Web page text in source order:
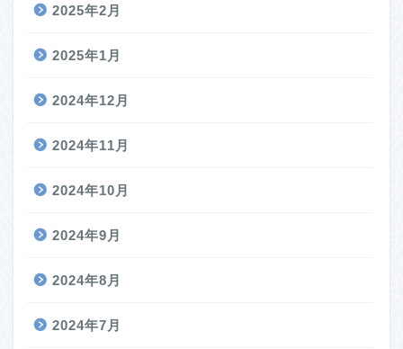
2025年2月
2025年1月
2024年12月
2024年11月
2024年10月
2024年9月
2024年8月
2024年7月